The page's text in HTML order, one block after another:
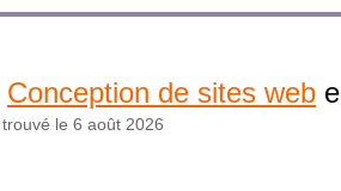
Conception de sites web
le 6 août 2026